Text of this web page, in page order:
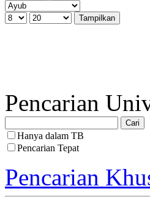
Pencarian
Hanya dalam TB
Pencarian Tepat
Pencarian